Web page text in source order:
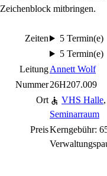
Zeichenblock mitbringen.
Zeiten
5 Termin(e)
5 Termin(e)
LeitungAnnett Wolf
Nummer26H207.009
Ort
VHS Halle,
Seminarraum
PreisKerngebühr: